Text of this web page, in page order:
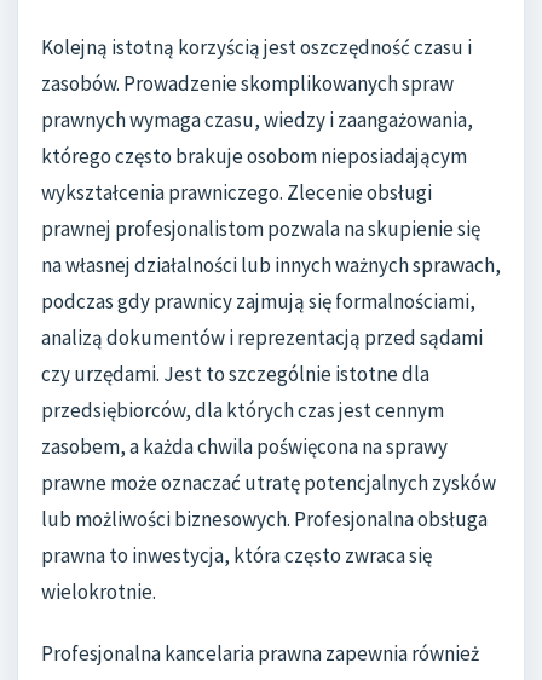
Kolejną istotną korzyścią jest oszczędność czasu i
zasobów. Prowadzenie skomplikowanych spraw
prawnych wymaga czasu, wiedzy i zaangażowania,
którego często brakuje osobom nieposiadającym
wykształcenia prawniczego. Zlecenie obsługi
prawnej profesjonalistom pozwala na skupienie się
na własnej działalności lub innych ważnych sprawach,
podczas gdy prawnicy zajmują się formalnościami,
analizą dokumentów i reprezentacją przed sądami
czy urzędami. Jest to szczególnie istotne dla
przedsiębiorców, dla których czas jest cennym
zasobem, a każda chwila poświęcona na sprawy
prawne może oznaczać utratę potencjalnych zysków
lub możliwości biznesowych. Profesjonalna obsługa
prawna to inwestycja, która często zwraca się
wielokrotnie.
Profesjonalna kancelaria prawna zapewnia również